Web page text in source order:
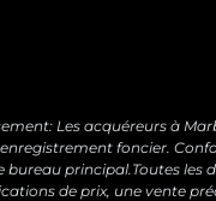
Les acquéreurs à
foncier.
bureau principal.Toutes
de prix, une vente